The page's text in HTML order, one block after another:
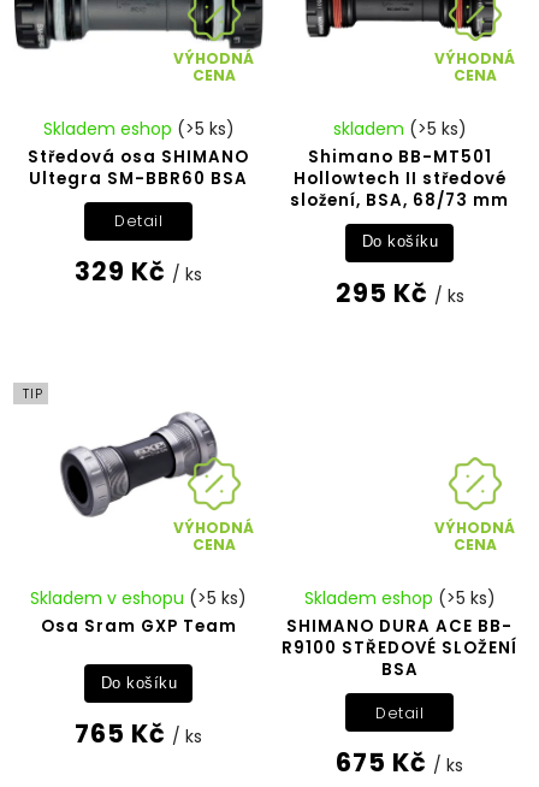
VÝHODNÁ
CENA
Středová osa SHIMANO
Ultegra SM-BBR60 BSA
Skladem eshop (>5 ks)
329 Kč / ks
Detail
VÝHODNÁ
CENA
Shimano BB-MT501
Hollowtech II středové
složení, BSA, 68/73 mm
skladem (>5 ks)
295 Kč / ks
Do košíku
TIP
VÝHODNÁ
CENA
Osa Sram GXP Team
Skladem v eshopu (>5 ks)
765 Kč / ks
Do košíku
VÝHODNÁ
CENA
SHIMANO DURA ACE BB-
R9100 STŘEDOVÉ SLOŽENÍ
BSA
Skladem eshop (>5 ks)
675 Kč / ks
Detail